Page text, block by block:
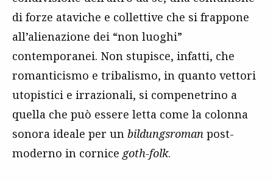
di forze ataviche e collettive che si frappone
all’alienazione dei “non luoghi”
contemporanei. Non stupisce, infatti, che
romanticismo e tribalismo, in quanto vettori
utopistici e irrazionali, si compenetrino a
quella che può essere letta come la colonna
sonora ideale per un bildungsroman post-
moderno in cornice goth-folk.